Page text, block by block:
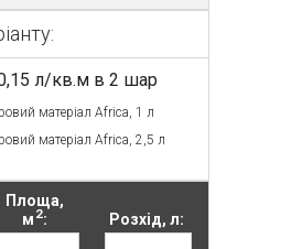
л/кв.м в 2 шар
матеріал Africa, 1 л
матеріал Africa, 2,5 л
Площа,
м 2: Розхід, л: